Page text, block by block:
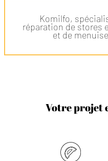
Komilfo,
réparation de stores
et de
Votre projet